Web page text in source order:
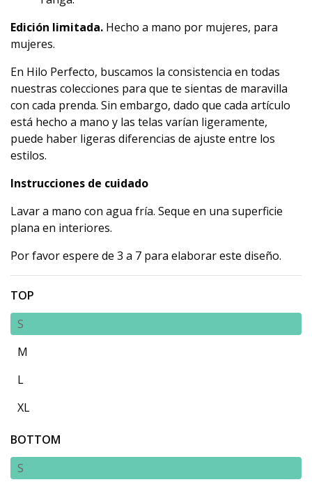
Edición limitada. Hecho a mano por mujeres, para
mujeres.
En Hilo Perfecto, buscamos la consistencia en todas
nuestras colecciones para que te sientas de maravilla
con cada prenda. Sin embargo, dado que cada artículo
está hecho a mano y las telas varían ligeramente,
puede haber ligeras diferencias de ajuste entre los
estilos.
Instrucciones de cuidado
Lavar a mano con agua fría. Seque en una superficie
plana en interiores.
Por favor espere de 3 a 7 para elaborar este diseño.
TOP
S
M
L
XL
BOTTOM
S